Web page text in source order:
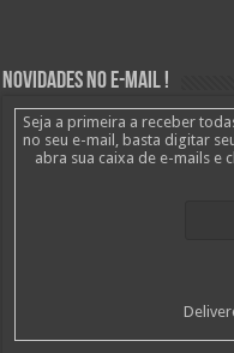
Novidades no E-mail !
Seja a primeira a receber
no seu e-mail, basta digitar
abra sua caixa de e-mails e